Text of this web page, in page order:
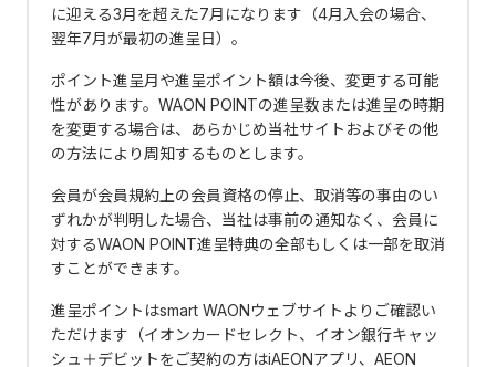
に迎える3月を超えた7月になります（4月入会の場合、
翌年7月が最初の進呈日）。
ポイント進呈月や進呈ポイント額は今後、変更する可能
性があります。WAON POINTの進呈数または進呈の時期
を変更する場合は、あらかじめ当社サイトおよびその他
の方法により周知するものとします。
会員が会員規約上の会員資格の停止、取消等の事由のい
ずれかが判明した場合、当社は事前の通知なく、会員に
対するWAON POINT進呈特典の全部もしくは一部を取消
すことができます。
進呈ポイントはsmart WAONウェブサイトよりご確認い
ただけます（イオンカードセレクト、イオン銀行キャッ
シュ＋デビットをご契約の方はiAEONアプリ、AEON